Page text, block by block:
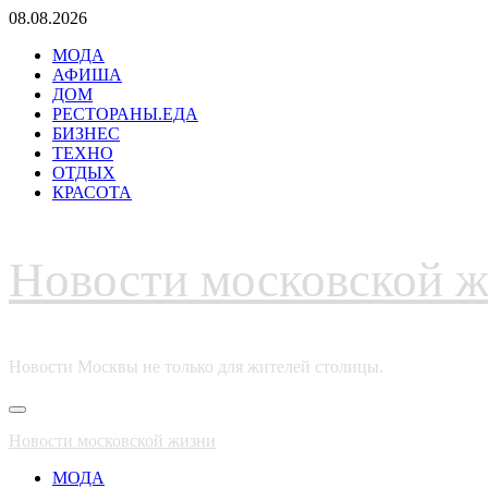
Перейти
содержимому
08.08.2026
МОДА
АФИША
ДОМ
РЕСТОРАНЫ.ЕДА
БИЗНЕС
ТЕХНО
ОТДЫХ
КРАСОТА
Новости московской
Новости Москвы не только для жителей столицы.
Основное
меню
Новости московской жизни
МОДА